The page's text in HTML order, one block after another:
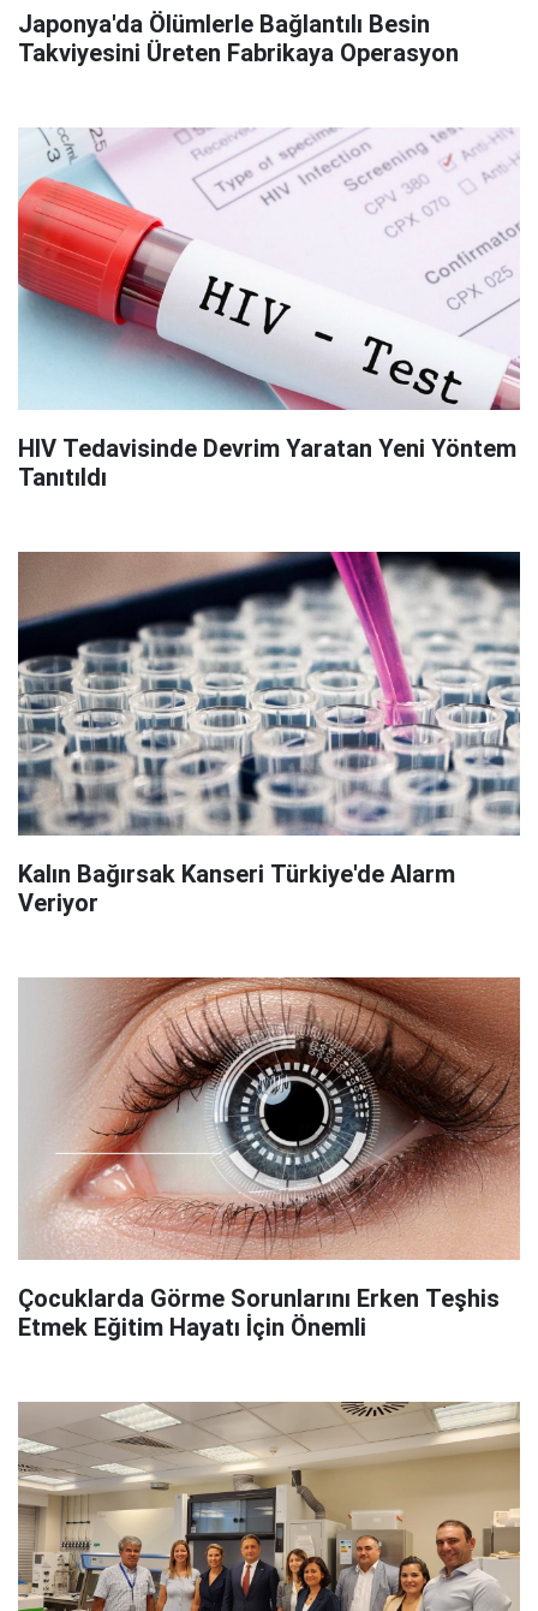
Japonya'da Ölümlerle Bağlantılı Besin
Takviyesini Üreten Fabrikaya Operasyon
HIV Tedavisinde Devrim Yaratan Yeni Yöntem
Tanıtıldı
Kalın Bağırsak Kanseri Türkiye'de Alarm
Veriyor
Çocuklarda Görme Sorunlarını Erken Teşhis
Etmek Eğitim Hayatı İçin Önemli